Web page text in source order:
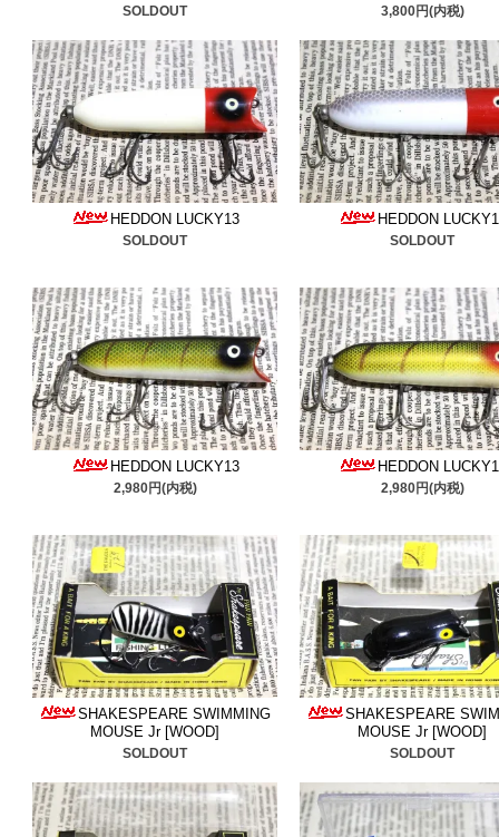
ド3つ追加しました。初期
ね是非ご検討ください。
■2026/2/9レーベル＆ラブ
た。ボックスが良いです
ください。
検討ください。
■2026/1/29アーボガスト＆
希少カラーのフラポッパー
■2026/1/24コーデル＆キ
レーベルのボックス
1つ追
ですね、是非ご検討くださ
■2026/1/22チャガースプ
是非ご検討ください。
■2026/1/14ヘルレイザー
しました。ボーマーは非常
いので是非ご検討ください
■2025/01/10ウィグルワー
SOLDOUT 3,800円(内税)
HEDDON LUCKY13
SOLDOUT
HEDDON
SOLDOUT
HEDDON LUCKY13
2,980円(内税)
HEDDON
2,980円(内税)
SHAKESPEARE SWIMMING
MOUSE Jr [WOOD]
SOLDOUT
SHAKESPEARE
MOUSE Jr [WOOD]
SOLDOUT